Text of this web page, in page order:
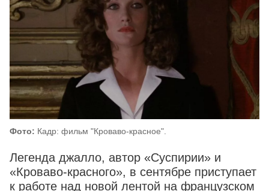
Фото: Кадр: фильм "Кроваво‑красное".
Легенда джалло, автор «Суспирии» и
«Кроваво‑красного», в сентябре приступает
к работе над новой лентой на французском